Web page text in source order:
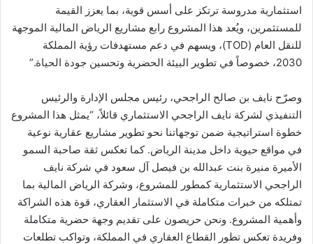
استثمارية مدروسة ترتكز على أسس قوية، بما يعزز القيمة
للمستثمرين، ويُعد هذا المشروع رابع مشاريع الرياض المالية الموجهة
للنقل العام (TOD)، ويسهم في دعم مستهدفات رؤية المملكة
2030، خصوصاً في تطوير البيئة الحضرية وتحسين جودة الحياة.”
وصرّح نايف بن صالح الراجحي، رئيس مجلس الإدارة والرئيس
التنفيذي لشركة نايف الراجحي الاستثماري قائلاً، “يمثل هذا المشروع
خطوة استراتيجية ضمن توجهاتنا نحو تطوير مشاريع عقارية نوعية
في مواقع حيوية داخل مدينة الرياض. كما تعكس ثقة صاحبة السمو
الأميرة منيرة بنت عبدالله بن فيصل آل سعود في شركة نايف
الراجحي الاستثمارية كمطور للمشروع، وشركة الرياض المالية بما
تمتلكه من خبرات متكاملة في الاستثمار العقاري، قوة هذه الشراكة
وأهمية المشروع. ونحن حريصون على تقديم وجهة حضرية متكاملة
وفريدة تعكس تطور القطاع العقاري في المملكة، وتواكب تطلعات